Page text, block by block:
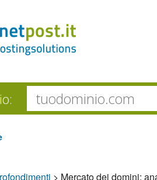
> Mercato dei domini: